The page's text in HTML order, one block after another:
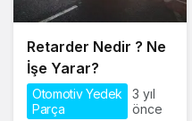
Retarder Nedir ? Ne
İşe Yarar?
Otomotiv Yedek
Parça
3 yıl
önce